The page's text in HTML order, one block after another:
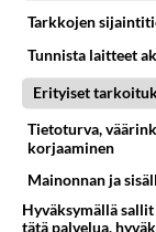
LUE
Linda
Tarkkojen
Tunnista laitteet
Erityiset
Tietoturva,
korjaaminen
Mainonnan ja
Hyväksymällä
tätä palvelua,